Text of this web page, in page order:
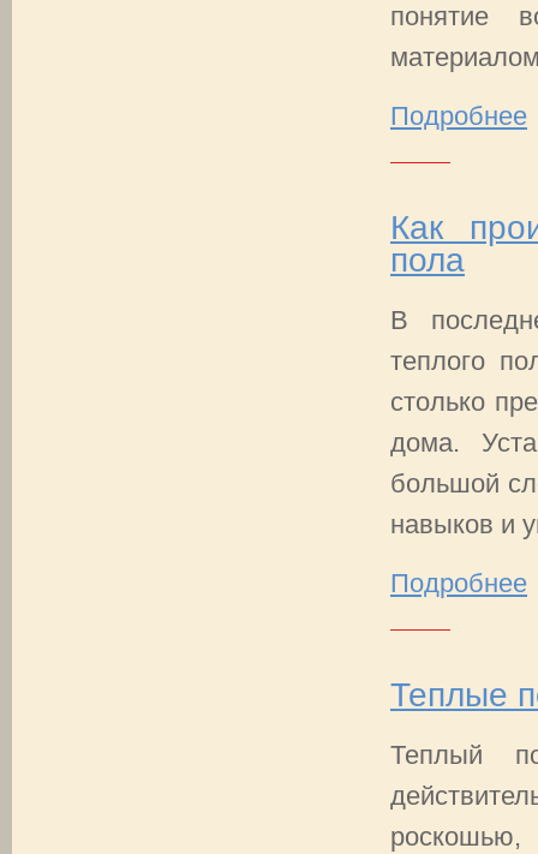
понятие
Подробнее
Как
пола
В
теплого
столько
дома.
большой
навыков и
Подробнее
Теплые
Теплый